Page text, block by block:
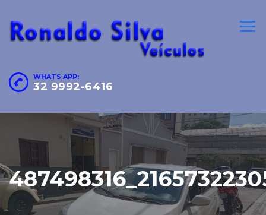
WHATS APP:
32 9992-6416